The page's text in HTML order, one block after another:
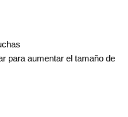
para aumentar el tamaño de